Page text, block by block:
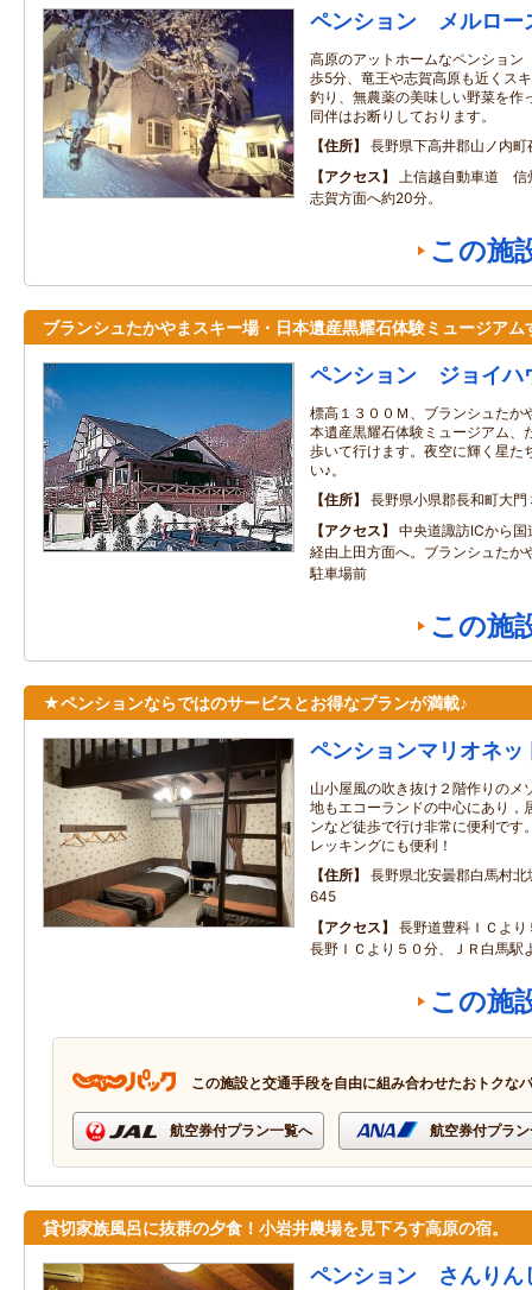
ペンション メルロー
高原のアットホームなペンショ
歩5分、竜王や志賀高原も近くス
釣り、無農薬の美味しい野菜を作
同伴はお断りしております。
住所
長野県下高井郡山ノ内町
アクセス
上信越自動車道 信
志賀方面へ約20分。
この施
ブランシュたかやまスキー場・日本遺産黒耀石体験ミュージアム
ペンション ジョイハ
標高１３００Ｍ、ブランシュた
本遺産黒耀石体験ミュージアム、
歩いて行けます。夜空に輝く星た
い♪。
住所
長野県小県郡長和町大門
アクセス
中央道諏訪ICから
経由上田方面へ。ブランシュたか
駐車場前
この施
★ペンションならではのサービスとお得なプランが満載♪
ペンションマリオネッ
山小屋風の吹き抜け２階作りのメ
地もエコーランドの中心にあり，
ンなど徒歩で行け非常に便利です
レッキングにも便利！
住所
長野県北安曇郡白馬村
645
アクセス
長野道豊科ＩＣよ
長野ＩＣより５０分、ＪＲ白馬駅
この施
この施設と交通手段を自由に組み合わせたおトクな
航空券付プラン一覧へ 航空券付プラ
貸切家族風呂に抜群の夕食！小岩井農場を見下ろす高原の宿。
ペンション さんりん